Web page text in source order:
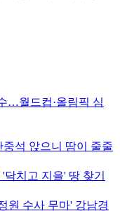
…월드컵·올림픽 심
석 앉으니 땀이 줄줄
치고 지을' 땅 찾기
원 수사 무마' 강남경